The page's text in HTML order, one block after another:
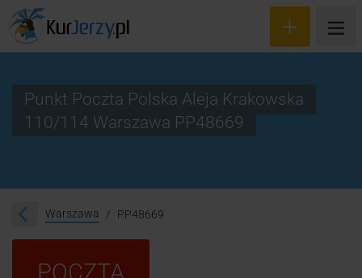
Śledzenie przesyłki
Punkt Poczta Polska Aleja Krakowska
110/114 Warszawa PP48669
Warszawa PP48669
POCZTA